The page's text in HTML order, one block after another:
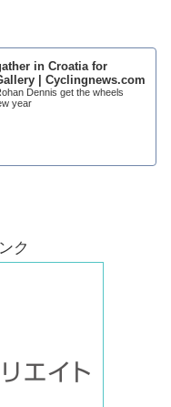
in Croatia for
| Cyclingnews.com
Dennis get the wheels
year
ク